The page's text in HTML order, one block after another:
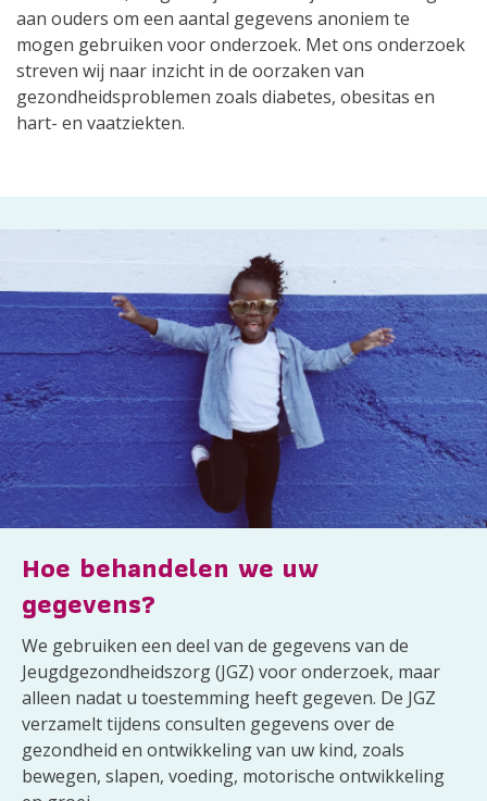
aan ouders om een aantal gegevens anoniem te
mogen gebruiken voor onderzoek. Met ons onderzoek
streven wij naar inzicht in de oorzaken van
gezondheidsproblemen zoals diabetes, obesitas en
hart- en vaatziekten.
Hoe behandelen we uw
gegevens?
We gebruiken een deel van de gegevens van de
Jeugdgezondheidszorg (JGZ) voor onderzoek, maar
alleen nadat u toestemming heeft gegeven. De JGZ
verzamelt tijdens consulten gegevens over de
gezondheid en ontwikkeling van uw kind, zoals
bewegen, slapen, voeding, motorische ontwikkeling